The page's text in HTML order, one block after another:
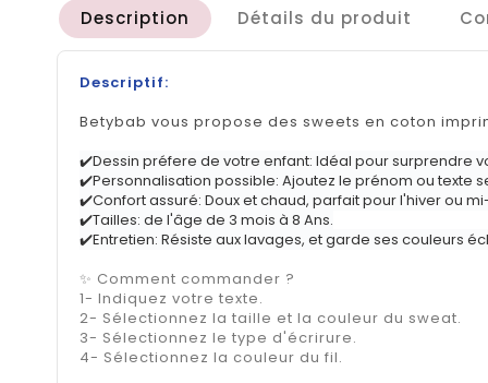
Description Détails du produit
Descriptif:
Betybab vous propose des sweets en coton
✔️Dessin préfere de votre enfant: Idéal pour surprendre
✔️Personnalisation possible: Ajoutez le prénom ou texte
✔️Confort assuré: Doux et chaud, parfait pour l'hiver ou
✔️Tailles: de l'âge de 3 mois à 8 Ans.
✔️Entretien: Résiste aux lavages, et garde ses couleurs
✨ Comment commander ?
1- Indiquez votre texte.
2- Sélectionnez la taille et la couleur du sweat.
3- Sélectionnez le type d'écrirure.
4- Sélectionnez la couleur du fil.